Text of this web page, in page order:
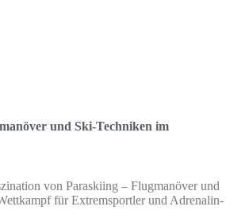
und Ski-Techniken im
von Paraskiing – Flugmanöver und
für Extremsportler und Adrenalin-